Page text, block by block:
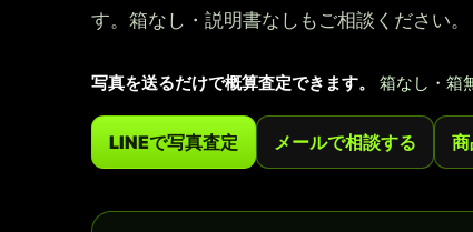
す。箱なし・説明書なしもご相談ください。
写真を送るだけで概算査定できます。 箱なし・箱
LINEで写真査定 メールで相談する